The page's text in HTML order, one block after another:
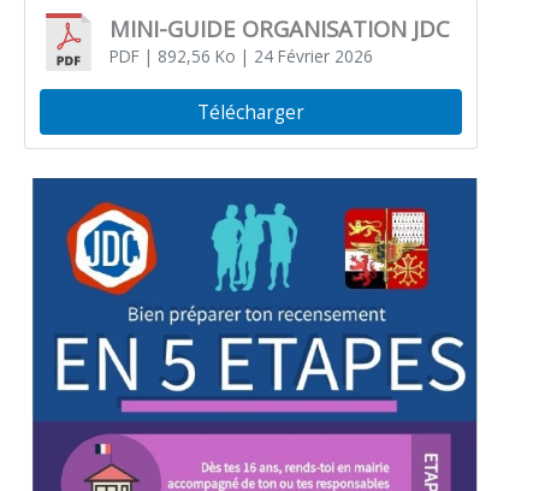
MINI-GUIDE ORGANISATION JDC
PDF| 892,56 Ko | 24 Février 2026
Télécharger